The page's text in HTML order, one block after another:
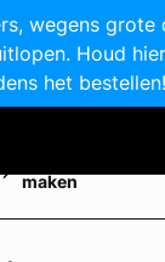
wegens grote
Houd
het
maken